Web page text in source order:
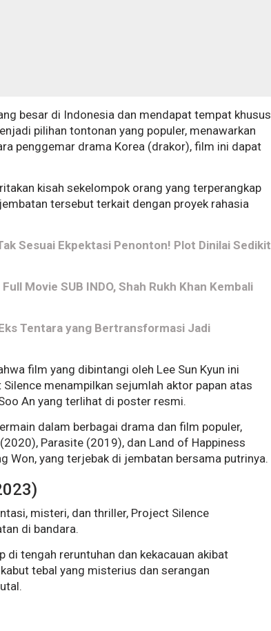
besar di Indonesia dan mendapat tempat khusus
pilihan tontonan yang populer, menawarkan
penggemar drama Korea (drakor), film ini dapat
kisah sekelompok orang yang terperangkap
tersebut terkait dengan proyek rahasia
Sesuai Ekpektasi Penonton! Plot Dinilai Sedikit
Movie SUB INDO, Shah Rukh Khan Kembali
Tentara yang Bertransformasi Jadi
film yang dibintangi oleh Lee Sun Kyun ini
menampilkan sejumlah aktor papan atas
An yang terlihat di poster resmi.
dalam berbagai drama dan film populer,
Parasite (2019), dan Land of Happiness
Won, yang terjebak di jembatan bersama putrinya.
misteri, dan thriller, Project Silence
di bandara.
di tengah reruntuhan dan kekacauan akibat
tebal yang misterius dan serangan